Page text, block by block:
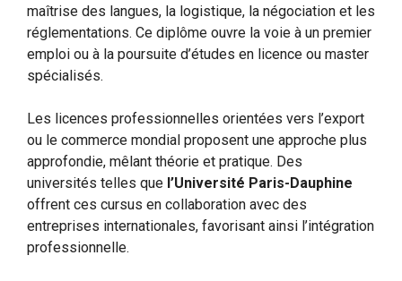
maîtrise des langues, la logistique, la négociation et les
réglementations. Ce diplôme ouvre la voie à un premier
emploi ou à la poursuite d’études en licence ou master
spécialisés.
Les licences professionnelles orientées vers l’export
ou le commerce mondial proposent une approche plus
approfondie, mêlant théorie et pratique. Des
universités telles que l’Université Paris-Dauphine
offrent ces cursus en collaboration avec des
entreprises internationales, favorisant ainsi l’intégration
professionnelle.